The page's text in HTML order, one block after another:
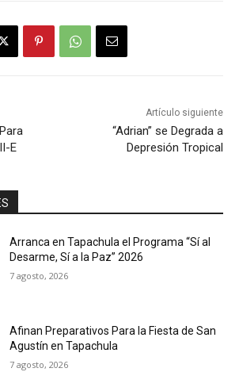
E
Artículo siguiente
“Adrian” se Degrada a
Depresión Tropical
Arranca en Tapachula el Programa “Sí al
Desarme, Sí a la Paz” 2026
7 agosto, 2026
Afinan Preparativos Para la Fiesta de San
Agustín en Tapachula
7 agosto, 2026